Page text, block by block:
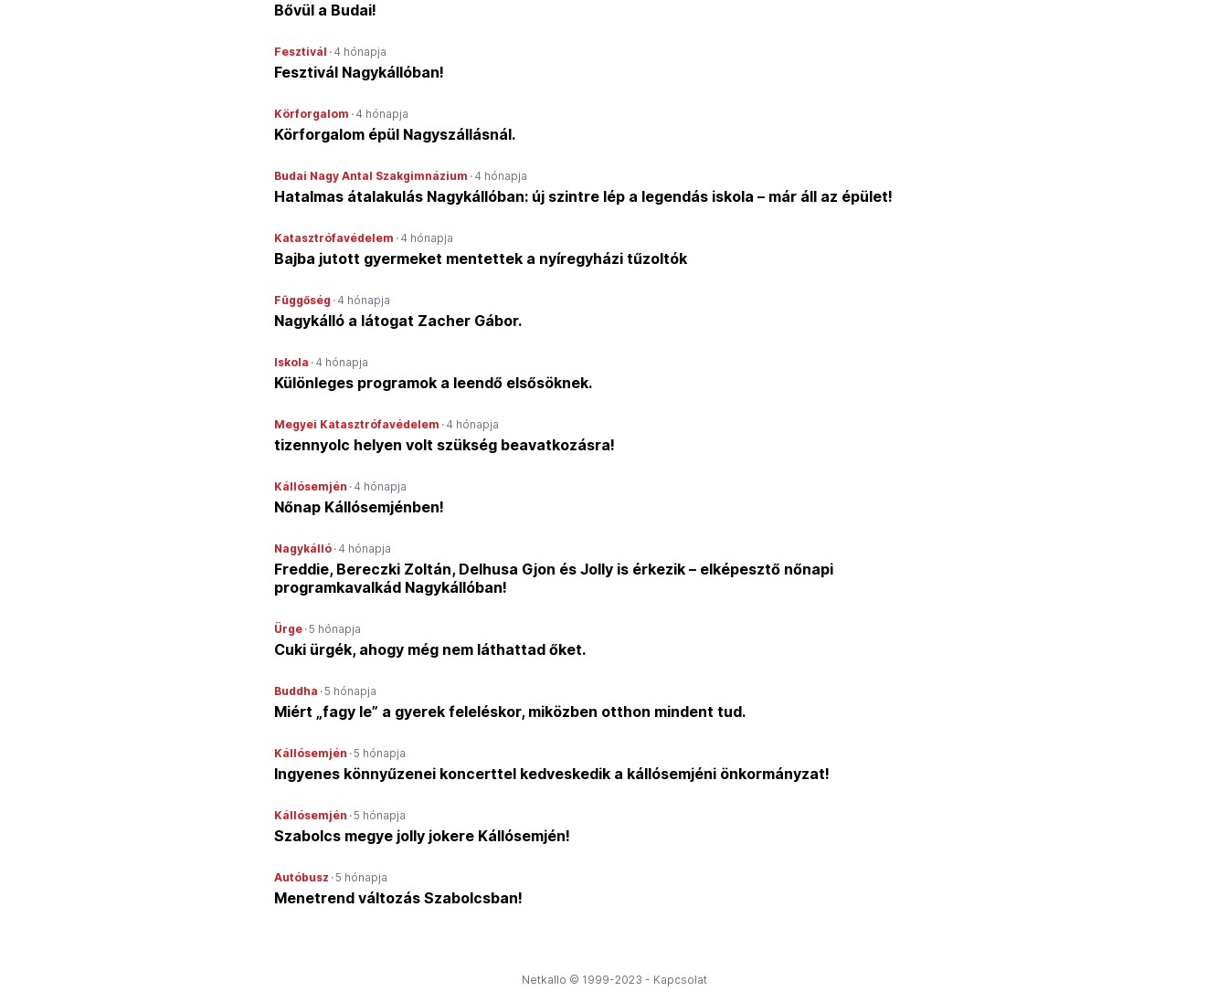
Bővül a Budai!
Fesztivál · 4 hónapja
Fesztivál Nagykállóban!
Körforgalom · 4 hónapja
Körforgalom épül Nagyszállásnál.
Budai Nagy Antal Szakgimnázium · 4 hónapja
Hatalmas átalakulás Nagykállóban: új szintre lép a legendás iskola – már áll az épület!
Katasztrófavédelem · 4 hónapja
Bajba jutott gyermeket mentettek a nyíregyházi tűzoltók
Függőség · 4 hónapja
Nagykálló a látogat Zacher Gábor.
Iskola · 4 hónapja
Különleges programok a leendő elsősöknek.
Megyei Katasztrófavédelem · 4 hónapja
tizennyolc helyen volt szükség beavatkozásra!
Kállósemjén · 4 hónapja
Nőnap Kállósemjénben!
Nagykálló · 4 hónapja
Freddie, Bereczki Zoltán, Delhusa Gjon és Jolly is érkezik – elképesztő nőnapi
programkavalkád Nagykállóban!
Ürge ·5 hónapja
Cuki ürgék, ahogy még nem láthattad őket.
Buddha ·5 hónapja
Miért „fagy le” a gyerek feleléskor, miközben otthon mindent tud.
Kállósemjén ·5 hónapja
Ingyenes könnyűzenei koncerttel kedveskedik a kállósemjéni önkormányzat!
Kállósemjén ·5 hónapja
Szabolcs megye jolly jokere Kállósemjén!
Autóbusz ·5 hónapja
Menetrend változás Szabolcsban!
Netkallo © 1999-2023 - Kapcsolat